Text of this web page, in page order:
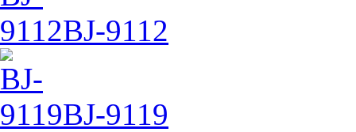
BJ-9112
BJ-9119